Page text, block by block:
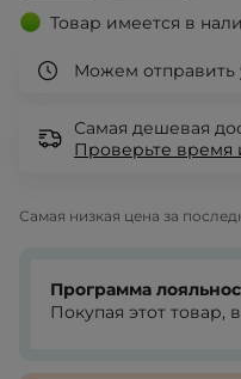
Товар имеется в
Можем отправить
Самая дешевая
Проверьте время
Самая низкая цена за
Программа
Покупая этот товар,